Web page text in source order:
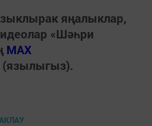
яңалыклар,
«Шәһри
MAX
(язылыгыз).